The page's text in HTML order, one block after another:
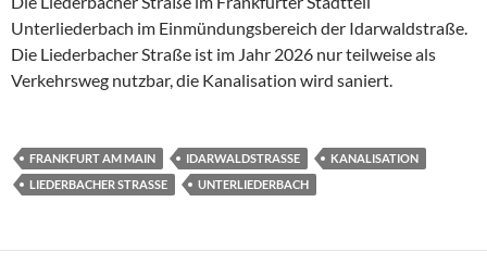
Unterliederbach im Einmündungsbereich der Idarwaldstraße.
Die Liederbacher Straße ist im Jahr 2026 nur teilweise als
Verkehrsweg nutzbar, die Kanalisation wird saniert.
FRANKFURT AM MAIN IDARWALDSTRASSE
KANALISATION
LIEDERBACHER STRASSE
UNTERLIEDERBACH